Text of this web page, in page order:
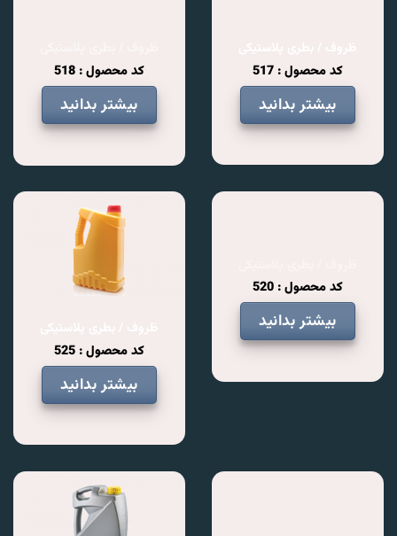
کد محصول : 517
بیشتر بدانید
کد محصول : 518
بیشتر بدانید
کد محصول : 520
بیشتر بدانید
کد محصول : 525
بیشتر بدانید